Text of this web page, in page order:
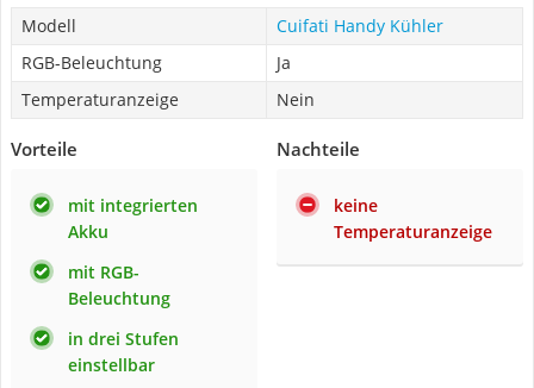
Modell
Cuifati Handy Kühler
RGB-Beleuchtung
Ja
Temperaturanzeige
Nein
Vorteile
mit integrierten
Akku
mit RGB-
Beleuchtung
in drei Stufen
einstellbar
Nachteile
keine
Temperaturanzeige